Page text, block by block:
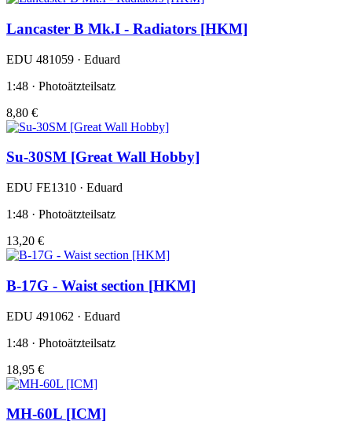
Lancaster B Mk.I - Radiators [HKM]
EDU 481059 · Eduard
1:48 · Photoätzteilsatz
8,80 €
Su-30SM [Great Wall Hobby]
EDU FE1310 · Eduard
1:48 · Photoätzteilsatz
13,20 €
B-17G - Waist section [HKM]
EDU 491062 · Eduard
1:48 · Photoätzteilsatz
18,95 €
MH-60L [ICM]